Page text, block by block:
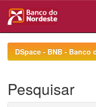
navigationDSpace - BNB - Banco
Pesquisar